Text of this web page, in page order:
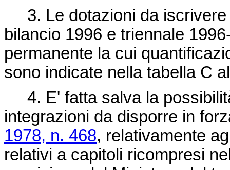
3. Le dotazioni da iscrivere
bilancio 1996 e triennale
permanente la cui
sono indicate nella tabella C
4. E' fatta salva la
integrazioni da disporre in
1978, n. 468, relativamente
relativi a capitoli ricompresi